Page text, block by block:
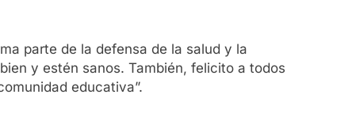
parte de la defensa de la salud y la
y estén sanos. También, felicito a todos
educativa”.